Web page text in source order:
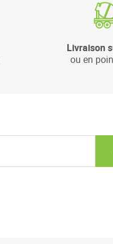
Livraison
ou en